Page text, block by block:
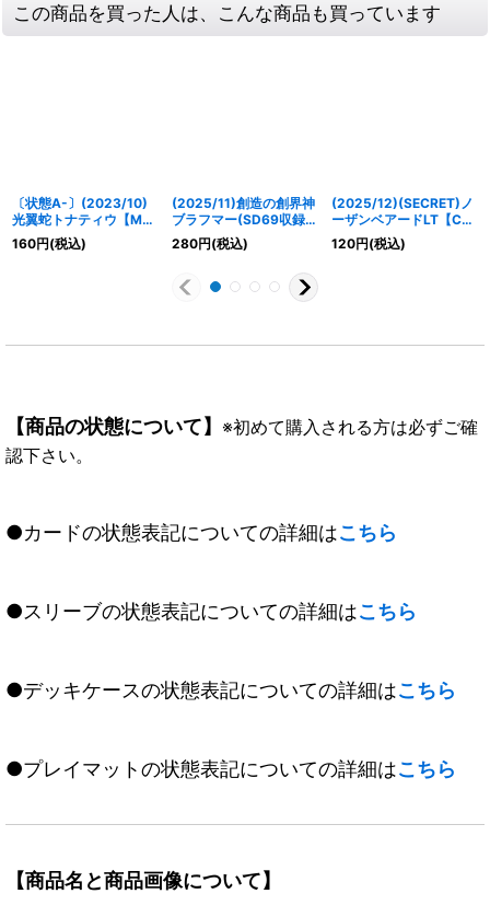
この商品を買った人は、こんな商品も買っています
〔状態A-〕(2023/10)
光翼蛇トナティウ【M】
{BS66-020}《紫》
160円(税込)
(2025/11)創造の創界神
ブラフマー(SD69収録)
【X】{BS48-X08}
《赤》
280円(税込)
(2025/12)(SECRET)ノ
ーザンベアードLT【C-
SEC】{BSC50-012}
《白》
120円(税込)
【商品の状態について】 ※初めて購入される方は必ずご確
認下さい。
●カードの状態表記についての詳細はこちら
●スリーブの状態表記についての詳細はこちら
●デッキケースの状態表記についての詳細はこちら
●プレイマットの状態表記についての詳細はこちら
【商品名と商品画像について】